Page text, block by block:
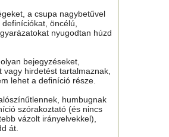
a csupa nagybetűvel
öncélú,
nyugodtan húzd
bejegyzéseket,
hirdetést tartalmaznak,
lehet a definíció része.
humbugnak
szórakoztató (és nincs
vázolt irányelvekkel),
át.